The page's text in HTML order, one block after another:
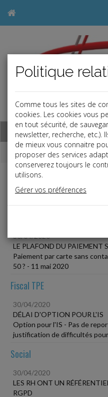
Base documentaire
Dépêches
Liste des dernières
30/04/2020
LE PLAFOND DU PAIEMENT
Paiement par carte sans
50 ? - 11 mai 2020
Fiscal TPE
30/04/2020
DÉLAI D'OPTION POUR L'IS
Option pour l'IS - Pas de
justification de difficultés
Social
30/04/2020
LES RH ONT UN
RGPD
Comme tous les sites de
cookies. Les cookies vous
en tout sécurité, de
newsletter, recherche,
de mieux vous connaitre
proposer des services
conserverez toujours le
utilisons.
Gérer vos préférences